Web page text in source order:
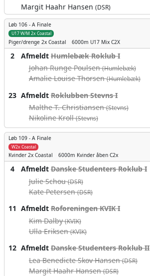
Margit Haahr Hansen (DSR)
Løb 106 - A Finale
U17 W/M 2x Coastal
Piger/drenge 2x Coastal 6000m U17 Mix C2X
2 AfmeldtHumlebæk Roklub I
Johan Runge Poulsen(Humlebæk)
Amalie Louise Thorsen(Humlebæk)
23 AfmeldtRoklubben Stevns I
Malthe T. Christiansen(Stevns)
Nikoline Kroll(Stevns)
Løb 109 - A Finale
W2x Coastal
Kvinder 2x Coastal 6000m Kvinder åben C2x
4 AfmeldtDanske Studenters Roklub I
Julie Schou(DSR)
Kate Petersen(DSR)
11 AfmeldtRoforeningen KVIK I
Kim Dalby(KVIK)
Ulla Eriksen(KVIK)
12 AfmeldtDanske Studenters Roklub II
Lea Benedicte Skov Hansen(DSR)
Margit Haahr Hansen(DSR)